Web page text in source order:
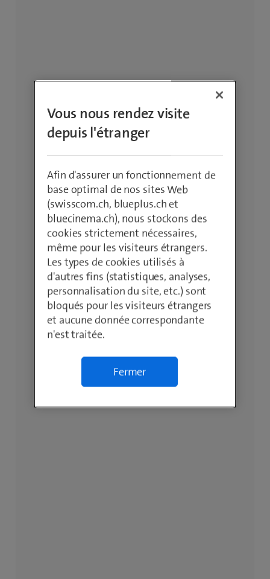
Vous nous rendez visite
depuis l'étranger
Afin d'assurer un fonctionnement de
base optimal de nos sites Web
(swisscom.ch, blueplus.ch et
bluecinema.ch), nous stockons des
cookies strictement nécessaires,
même pour les visiteurs étrangers.
Les types de cookies utilisés à
d'autres fins (statistiques, analyses,
personnalisation du site, etc.) sont
bloqués pour les visiteurs étrangers
et aucune donnée correspondante
n'est traitée.
Fermer